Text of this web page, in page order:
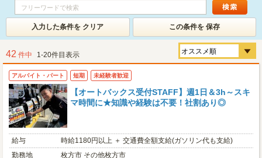
入力した条件を クリア この条件を 保存
42 件中 1-20件目表示
アルバイト・パート 短期 未経験者歓迎
【オートバックス受付STAFF】週1日＆3h～スキ
マ時間に★知識や経験は不要！社割あり◎
給与
時給1180円以上 ＋ 交通費全額支給(ガソリン代も支給)
勤務地
枚方市 その他枚方市